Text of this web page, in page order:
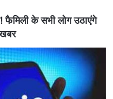
फैमिली के सभी लोग उठाएंगे